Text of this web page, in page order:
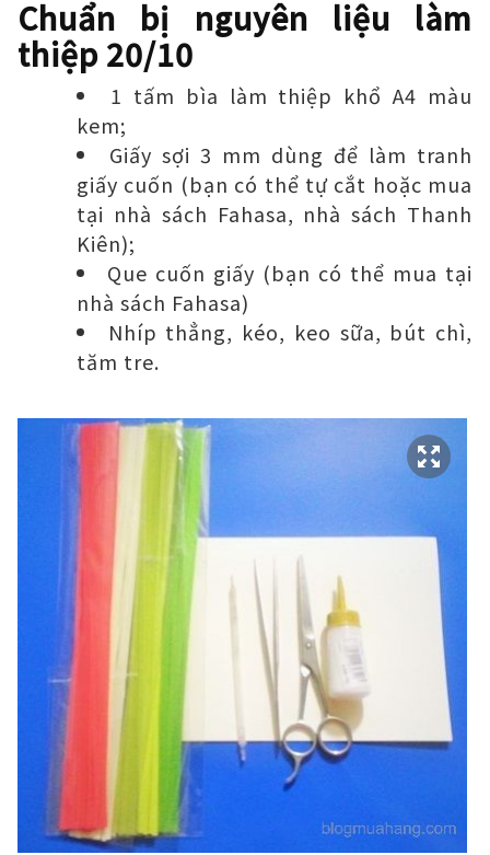
Chuẩn bị nguyên liệu làm
thiệp 20/10
1 tấm bìa làm thiệp khổ A4 màu
kem;
Giấy sợi 3 mm dùng để làm tranh
giấy cuốn (bạn có thể tự cắt hoặc mua
tại nhà sách Fahasa, nhà sách Thanh
Kiên);
Que cuốn giấy (bạn có thể mua tại
nhà sách Fahasa)
Nhíp thẳng, kéo, keo sữa, bút chì,
tăm tre.